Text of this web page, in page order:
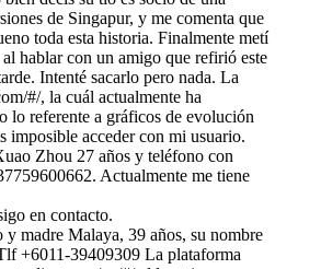
de Singapur, y me comenta que
toda esta historia. Finalmente metí
hablar con un amigo que refirió este
Intenté sacarlo pero nada. La
#/, la cuál actualmente ha
lo referente a gráficos de evolución
imposible acceder con mi usuario.
Zhou 27 años y teléfono con
Actualmente me tiene
en contacto.
y madre Malaya, 39 años, su nombre
+6011-39409309 La plataforma